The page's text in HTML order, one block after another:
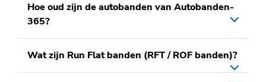
Hoe oud zijn de autobanden van Autobanden-
365?
Wat zijn Run Flat banden (RFT / ROF banden)?